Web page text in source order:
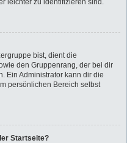
leichter zu identifizieren sind.
bist, dient die
den Gruppenrang, der bei dir
Ein Administrator kann dir die
persönlichen Bereich selbst
Startseite?